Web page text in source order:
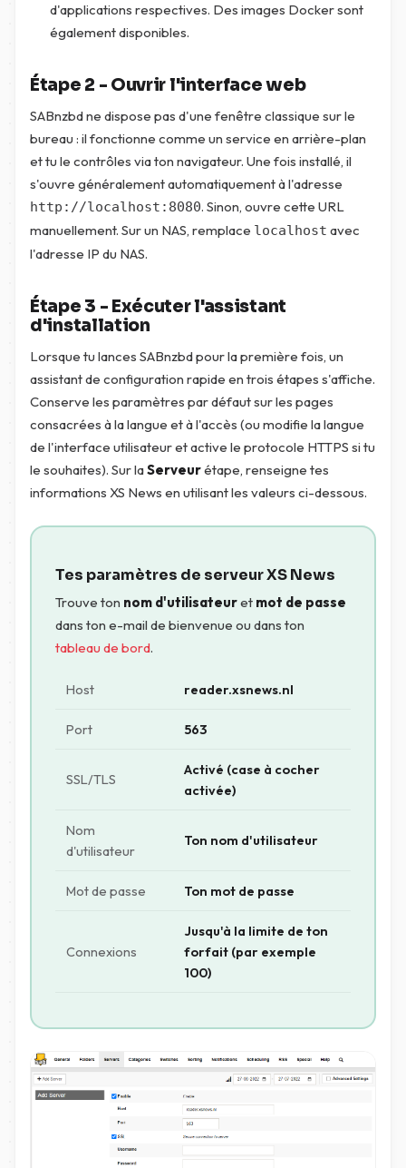
d'applications respectives. Des images Docker sont
également disponibles.
Étape 2 - Ouvrir l'interface web
SABnzbd ne dispose pas d'une fenêtre classique sur le
bureau : il fonctionne comme un service en arrière-plan
et tu le contrôles via ton navigateur. Une fois installé, il
s'ouvre généralement automatiquement à l'adresse
http://localhost:8080. Sinon, ouvre cette URL
manuellement. Sur un NAS, remplace localhost avec
l'adresse IP du NAS.
Étape 3 - Exécuter l'assistant
d'installation
Lorsque tu lances SABnzbd pour la première fois, un
assistant de configuration rapide en trois étapes s'affiche.
Conserve les paramètres par défaut sur les pages
consacrées à la langue et à l'accès (ou modifie la langue
de l'interface utilisateur et active le protocole HTTPS si tu
le souhaites). Sur laServeurétape, renseigne tes
informations XS News en utilisant les valeurs ci-dessous.
Tes paramètres de serveur XS News
Trouve ton nom d'utilisateuret mot de passe
dans ton e-mail de bienvenue ou dans ton
tableau de bord.
Host reader.xsnews.nl
Port 563
SSL/TLS
Activé (case à cocher
activée)
Nom
d'utilisateur
Ton nom d'utilisateur
Mot de passe Ton mot de passe
Connexions
Jusqu'à la limite de ton
forfait (par exemple
100)